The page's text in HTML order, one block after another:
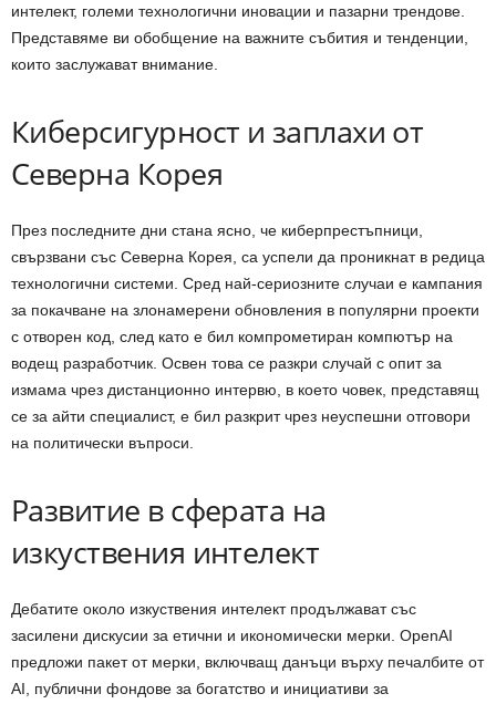
интелект, големи технологични иновации и пазарни трендове.
Представяме ви обобщение на важните събития и тенденции,
които заслужават внимание.
Киберсигурност и заплахи от
Северна Корея
През последните дни стана ясно, че киберпрестъпници,
свързвани със Северна Корея, са успели да проникнат в редица
технологични системи. Сред най-сериозните случаи е кампания
за покачване на злонамерени обновления в популярни проекти
с отворен код, след като е бил компрометиран компютър на
водещ разработчик. Освен това се разкри случай с опит за
измама чрез дистанционно интервю, в което човек, представящ
се за айти специалист, е бил разкрит чрез неуспешни отговори
на политически въпроси.
Развитие в сферата на
изкуствения интелект
Дебатите около изкуствения интелект продължават със
засилени дискусии за етични и икономически мерки. OpenAI
предложи пакет от мерки, включващ данъци върху печалбите от
AI, публични фондове за богатство и инициативи за